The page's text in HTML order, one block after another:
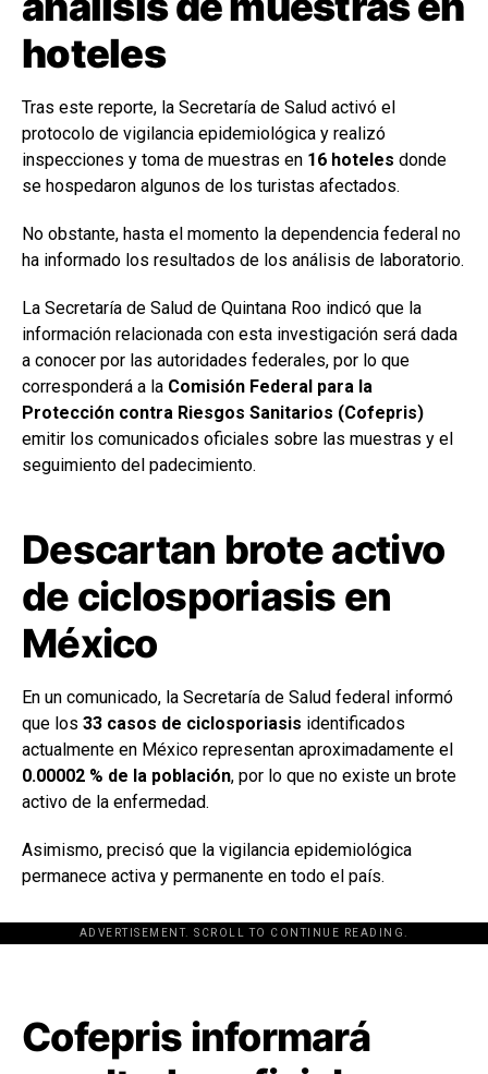
hoteles
Tras este reporte, la Secretaría de Salud activó el
protocolo de vigilancia epidemiológica y realizó
inspecciones y toma de muestras en 16 hoteles donde
se hospedaron algunos de los turistas afectados.
No obstante, hasta el momento la dependencia federal no
ha informado los resultados de los análisis de laboratorio.
La Secretaría de Salud de Quintana Roo indicó que la
información relacionada con esta investigación será dada
a conocer por las autoridades federales, por lo que
corresponderá a la Comisión Federal para la
Protección contra Riesgos Sanitarios (Cofepris)
emitir los comunicados oficiales sobre las muestras y el
seguimiento del padecimiento.
Descartan brote activo
de ciclosporiasis en
México
En un comunicado, la Secretaría de Salud federal informó
que los 33 casos de ciclosporiasis identificados
actualmente en México representan aproximadamente el
0.00002 % de la población, por lo que no existe un brote
activo de la enfermedad.
Asimismo, precisó que la vigilancia epidemiológica
permanece activa y permanente en todo el país.
ADVERTISEMENT. SCROLL TO CONTINUE READING.
[adsforwp id="243463"]
Cofepris informará